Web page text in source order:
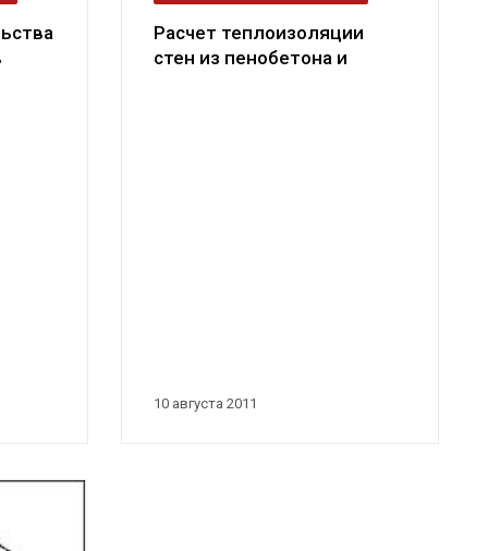
10 августа 2011
Расчет теплоизоляции
стен из пенобетона и